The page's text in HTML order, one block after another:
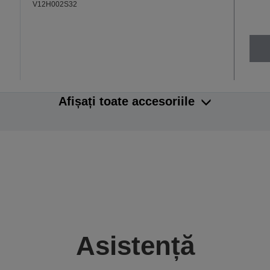
V12H002S32
Afișați toate accesoriile
Asistență